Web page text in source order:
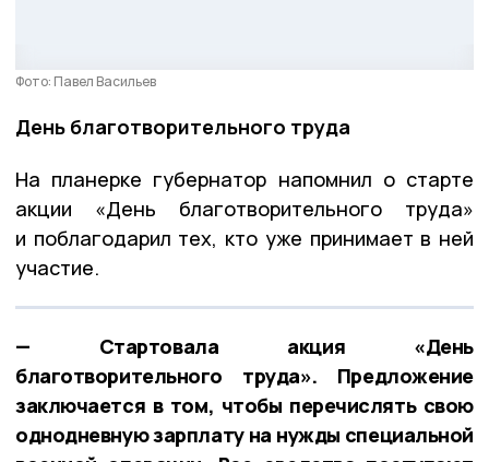
Фото: Павел Васильев
День благотворительного труда
На планерке губернатор напомнил о старте
акции «День благотворительного труда»
и поблагодарил тех, кто уже принимает в ней
участие.
— Стартовала акция «День
благотворительного труда». Предложение
заключается в том, чтобы перечислять свою
однодневную зарплату на нужды специальной